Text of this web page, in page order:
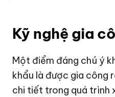
Kỹ nghệ gia
Một điểm đáng chú ý
khẩu là được gia công
chi tiết trong quá trình